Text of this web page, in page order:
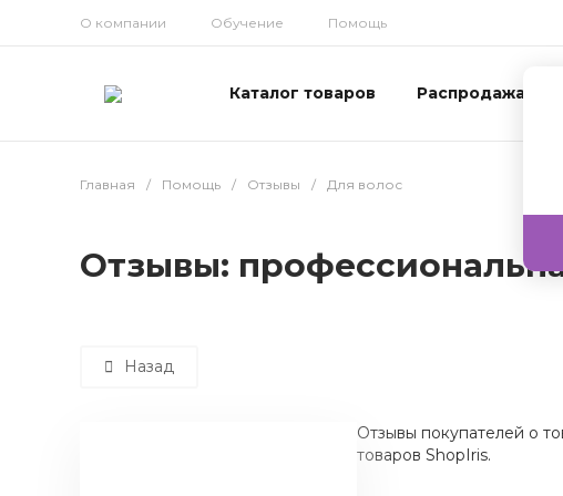
О компании Обучение Помощь
Каталог товаров Распродажа
Главная / Помощь / Отзывы / Для волос
Отзывы:
Назад
Отзывы покупателей о
товаров ShopIris.